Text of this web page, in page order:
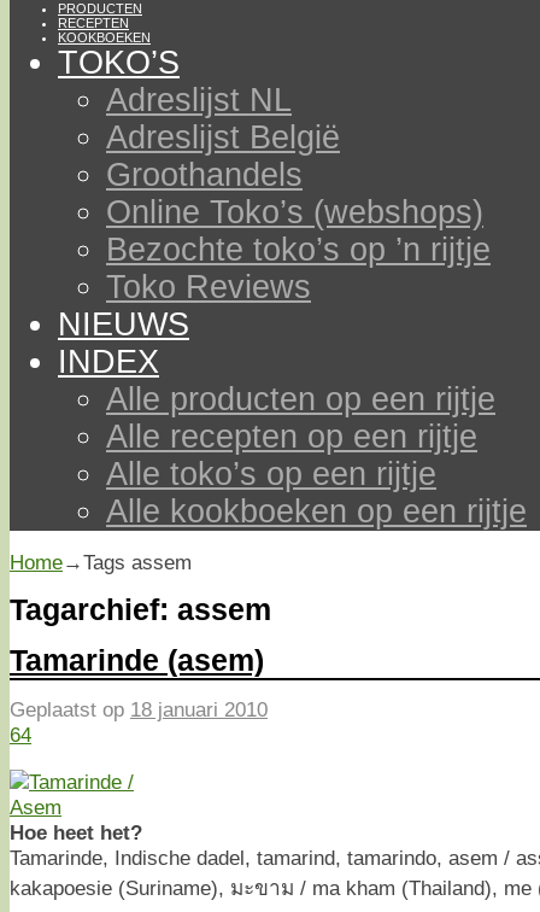
PRODUCTEN
RECEPTEN
KOOKBOEKEN
TOKO’S
Adreslijst NL
Adreslijst België
Groothandels
Online Toko’s (webshops)
Bezochte toko’s op ’n rijtje
Toko Reviews
NIEUWS
INDEX
Alle producten op een rijtje
Alle recepten op een rijtje
Alle toko’s op een rijtje
Alle kookboeken op een rijtje
Home→Tags assem
Tagarchief: assem
Tamarinde (asem)
Geplaatst op 18 januari 2010
64
Hoe heet het?
Tamarinde, Indische dadel, tamarind, tamarindo, asem /
kakapoesie (Suriname), มะขาม / ma kham (Thailand), me